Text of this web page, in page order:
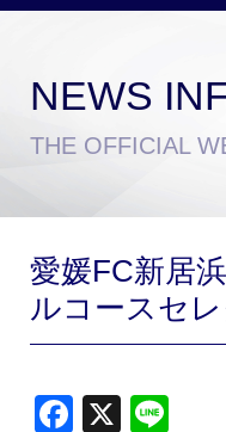
試合日程・結果
チケットを購
NEWS
THE OFFICIAL
愛媛FC新居
ルコースセ
Facebook
X